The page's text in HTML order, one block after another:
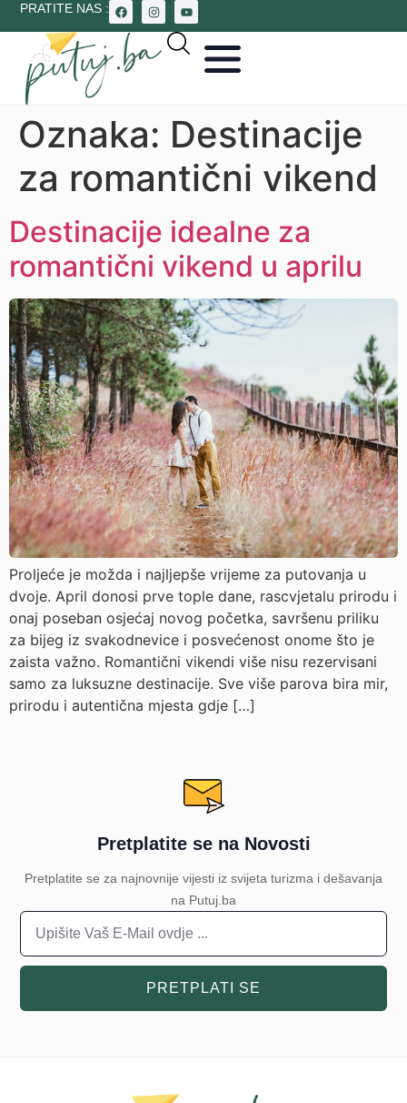
PRATITE NAS :
Oznaka: Destinacije
za romantični vikend
Destinacije idealne za
romantični vikend u aprilu
Proljeće je možda i najljepše vrijeme za putovanja u
dvoje. April donosi prve tople dane, rascvjetalu prirodu i
onaj poseban osjećaj novog početka, savršenu priliku
za bijeg iz svakodnevice i posvećenost onome što je
zaista važno. Romantični vikendi više nisu rezervisani
samo za luksuzne destinacije. Sve više parova bira mir,
prirodu i autentična mjesta gdje […]
Pretplatite se na Novosti
Pretplatite se za najnovnije vijesti iz svijeta turizma i dešavanja
na Putuj.ba
PRETPLATI SE